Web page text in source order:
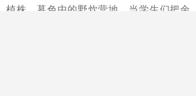
植株。暮色中的野炊营地，当学生们把余